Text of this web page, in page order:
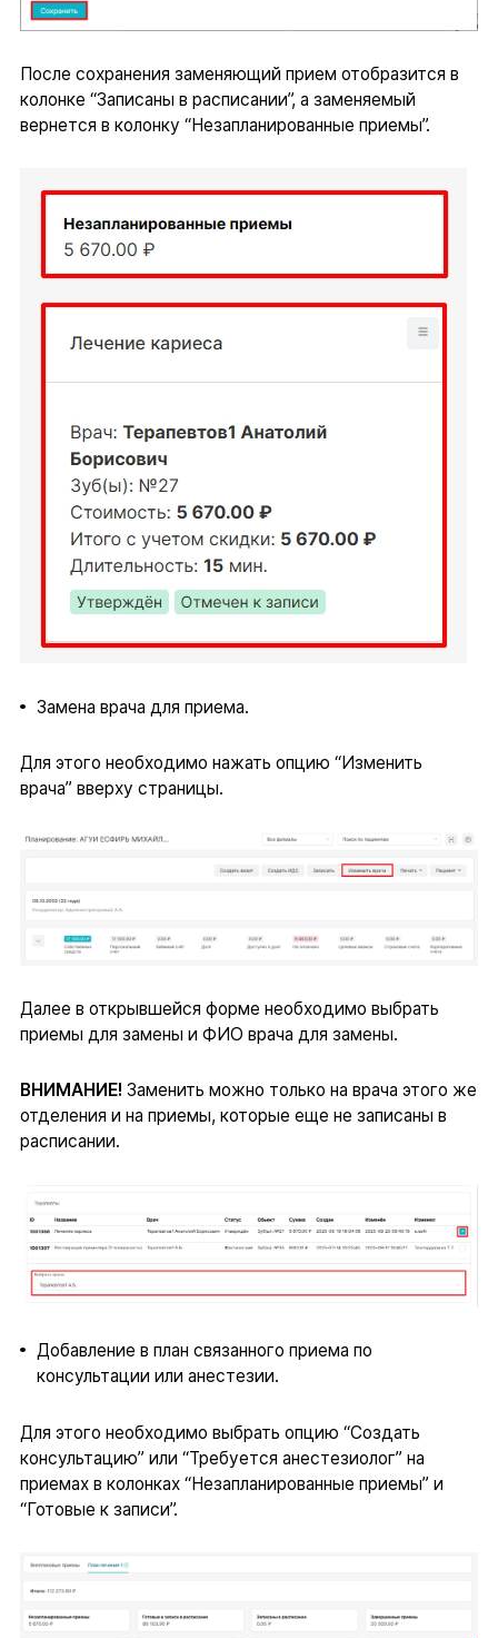
После сохранения заменяющий прием отобразится в
колонке “Записаны в расписании”, а заменяемый
вернется в колонку “Незапланированные приемы”.
Замена врача для приема.
Для этого необходимо нажать опцию “Изменить
врача” вверху страницы.
Далее в открывшейся форме необходимо выбрать
приемы для замены и ФИО врача для замены.
ВНИМАНИЕ! Заменить можно только на врача этого же
отделения и на приемы, которые еще не записаны в
расписании.
Добавление в план связанного приема по
консультации или анестезии.
Для этого необходимо выбрать опцию “Создать
консультацию” или “Требуется анестезиолог” на
приемах в колонках “Незапланированные приемы” и
“Готовые к записи”.